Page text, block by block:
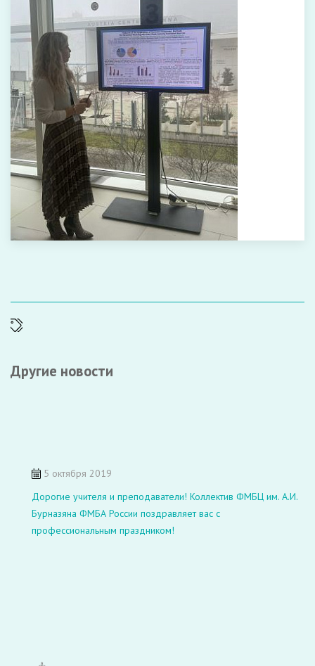
Другие новости
5 октября 2019
Дорогие учителя и преподаватели! Коллектив ФМБЦ им. А.И.
Бурназяна ФМБА России поздравляет вас с
профессиональным праздником!